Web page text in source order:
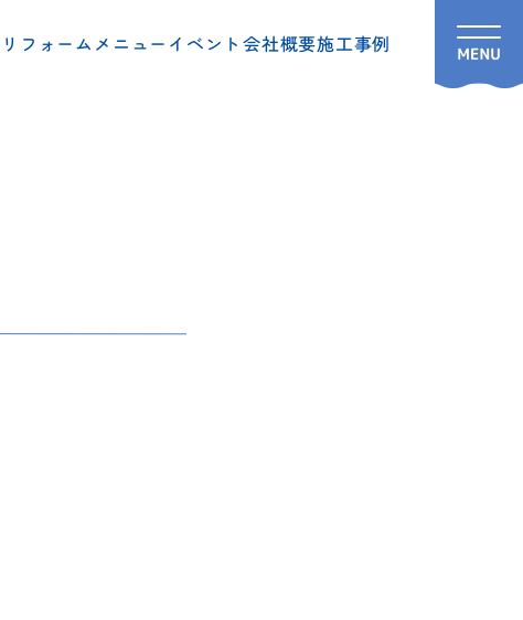
リフォームメニュー イベント 会社概要施工事例